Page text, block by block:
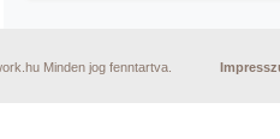
Minden jog fenntartva.